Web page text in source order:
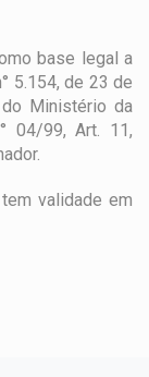
base legal a
5.154, de 23 de
Ministério da
04/99, Art. 11,
validade em